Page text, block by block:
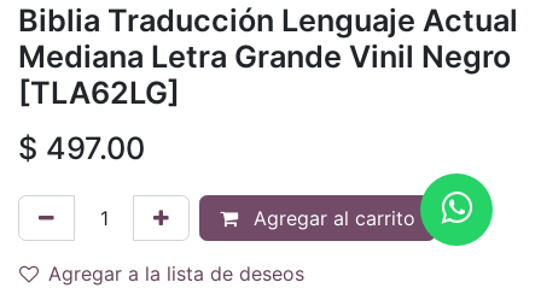
Biblia Traducción Lenguaje Actual
Mediana Letra Grande Vinil Negro
[TLA62LG]
$ 497.00
Agregar al carrito
Agregar a la lista de deseos